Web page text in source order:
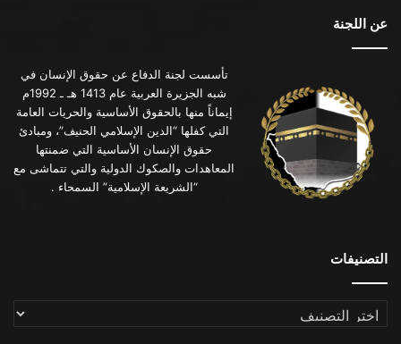
عن اللجنة
تأسست لجنة الدفاع عن حقوق الإنسان في
شبه الجزيرة العربية عام 1413 هـ ـ 1992م
إيماناً منها بالحقوق الأساسية والحريات العامة
التي كفلها “الدين الإسلامي الحنيف”، ومبادئ
حقوق الإنسان الأساسية التي ضمنتها
المعاهدات والصكوك الدولية والتي تتماشى مع
“الشريعة الإسلامية” السمحاء .
التصنيفات
التصنيفات